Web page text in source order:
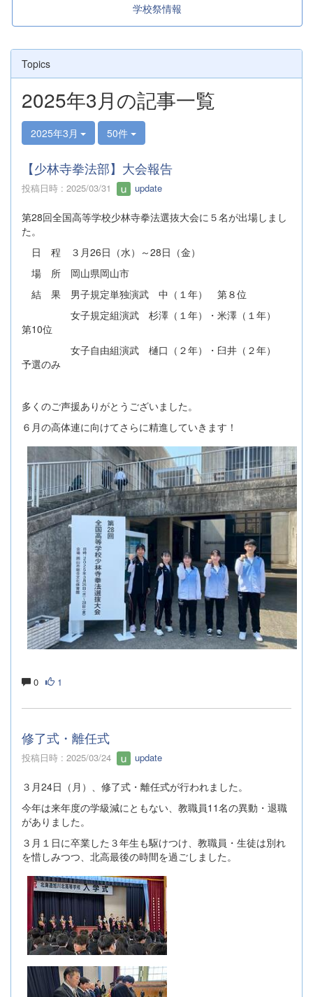
学校祭情報
Topics
2025年3月の記事一覧
2025年3月 50件
【少林寺拳法部】大会報告
投稿日時 : 2025/03/31 update
第28回全国高等学校少林寺拳法選抜大会に５名が出場しまし
た。
日 程 ３月26日（水）～28日（金）
場 所 岡山県岡山市
結 果 男子規定単独演武 中（１年） 第８位
女子規定組演武 杉澤（１年）・米澤（１年）
第10位
女子自由組演武 樋口（２年）・臼井（２年）
予選のみ
多くのご声援ありがとうございました。
６月の高体連に向けてさらに精進していきます！
0 1
修了式・離任式
投稿日時 : 2025/03/24 update
３月24日（月）、修了式・離任式が行われました。
今年は来年度の学級減にともない、教職員11名の異動・退職
がありました。
３月１日に卒業した３年生も駆けつけ、教職員・生徒は別れ
を惜しみつつ、北高最後の時間を過ごしました。